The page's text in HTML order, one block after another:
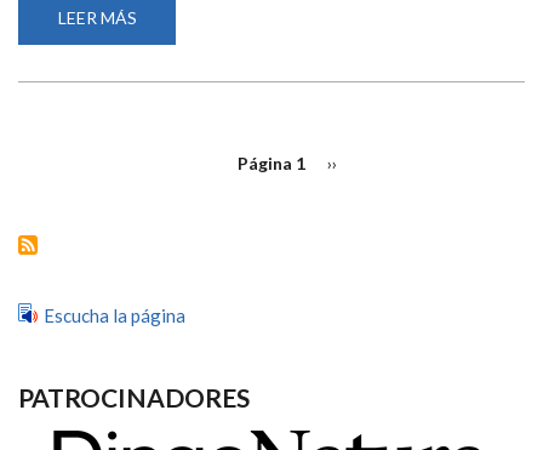
LEER MÁS
VALLE
HIGINIO
SUBCAMPEÓNPágina 1
Siguiente
››
Escucha la página
PATROCINADORES